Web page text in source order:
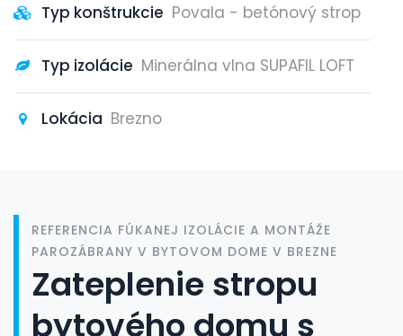
Typ konštrukcie Povala - betónový strop
Typ izolácie Minerálna vlna SUPAFIL LOFT
Lokácia Brezno
REFERENCIA FÚKANEJ IZOLÁCIE A MONTÁŽE
PAROZÁBRANY V BYTOVOM DOME V BREZNE
Zateplenie stropu
bytového domu s